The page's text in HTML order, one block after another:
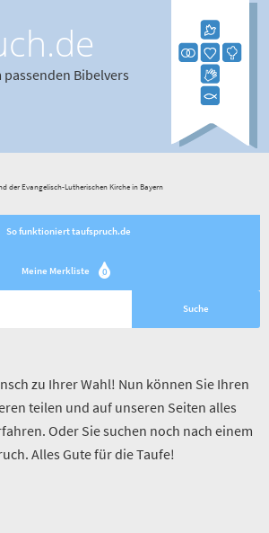
Bibelvers
der Evangelisch-Lutherischen Kirche in Bayern
So funktioniert taufspruch.de
Meine Merkliste 0
zu Ihrer Wahl! Nun können Sie Ihren
teilen und auf unseren Seiten alles
Oder Sie suchen noch nach einem
Alles Gute für die Taufe!